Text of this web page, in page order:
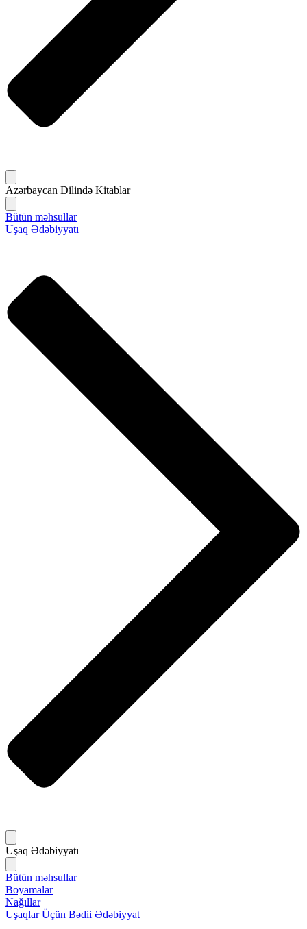
Azərbaycan Dilində Kitablar
Bütün məhsullar
Uşaq Ədəbiyyatı
Uşaq Ədəbiyyatı
Bütün məhsullar
Boyamalar
Nağıllar
Uşaqlar Üçün Bədii Ədəbiyyat